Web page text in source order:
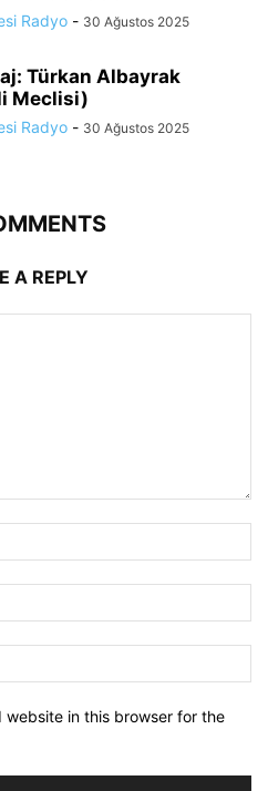
Radyo - 30 Ağustos 2025
Türkan Albayrak
Meclisi)
Radyo - 30 Ağustos 2025
A REPLY
website in this browser for the